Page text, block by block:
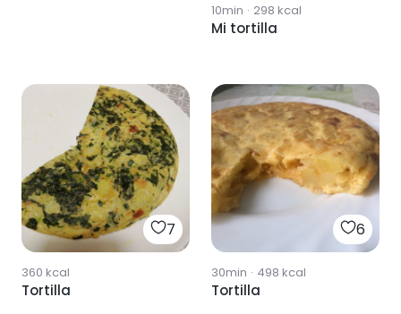
10min · 298 kcal
Mi tortilla
7
360 kcal
Tortilla
6
30min · 498 kcal
Tortilla